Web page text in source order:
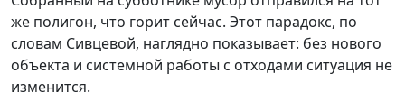
же полигон, что горит сейчас. Этот парадокс, по
словам Сивцевой, наглядно показывает: без нового
объекта и системной работы с отходами ситуация не
изменится.